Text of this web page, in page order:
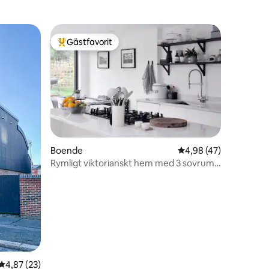
av 5 i genomsnittligt betyg, 23 omdömen
4,87 (23)
Populär gästfavorit
Gästfavorit
Boende 4,98 av 5 i
4,98 (47)
Rymligt viktorianskt hem med 3 sovrum